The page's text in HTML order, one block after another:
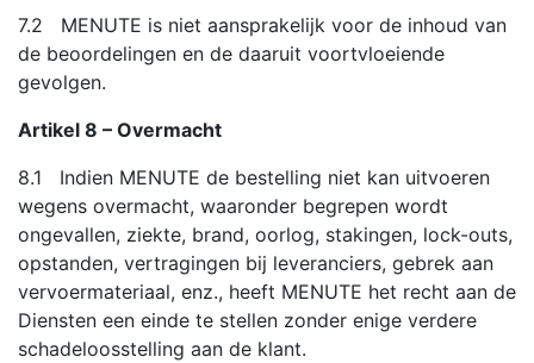
7.2 MENUTE is niet aansprakelijk voor de inhoud van
de beoordelingen en de daaruit voortvloeiende
gevolgen.
Artikel 8 – Overmacht
8.1 Indien MENUTE de bestelling niet kan uitvoeren
wegens overmacht, waaronder begrepen wordt
ongevallen, ziekte, brand, oorlog, stakingen, lock-outs,
opstanden, vertragingen bij leveranciers, gebrek aan
vervoermateriaal, enz., heeft MENUTE het recht aan de
Diensten een einde te stellen zonder enige verdere
schadeloosstelling aan de klant.